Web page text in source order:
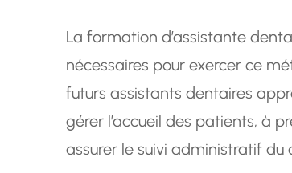
La formation d’assistante
nécessaires pour exercer ce
futurs assistants dentaires
gérer l’accueil des patients, à
assurer le suivi administratif du